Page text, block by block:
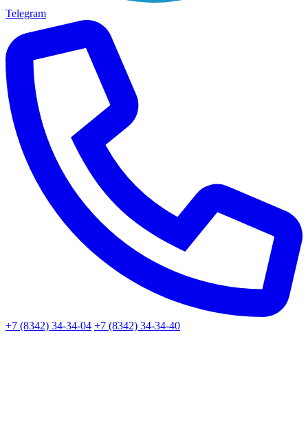
Telegram
+7 (8342) 34-34-04 +7 (8342) 34-34-40